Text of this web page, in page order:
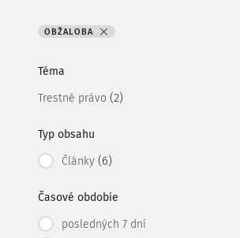
OBŽALOBA
Téma
Trestné právo (2)
Typ obsahu
Články (6)
Časové obdobie
posledných 7 dní